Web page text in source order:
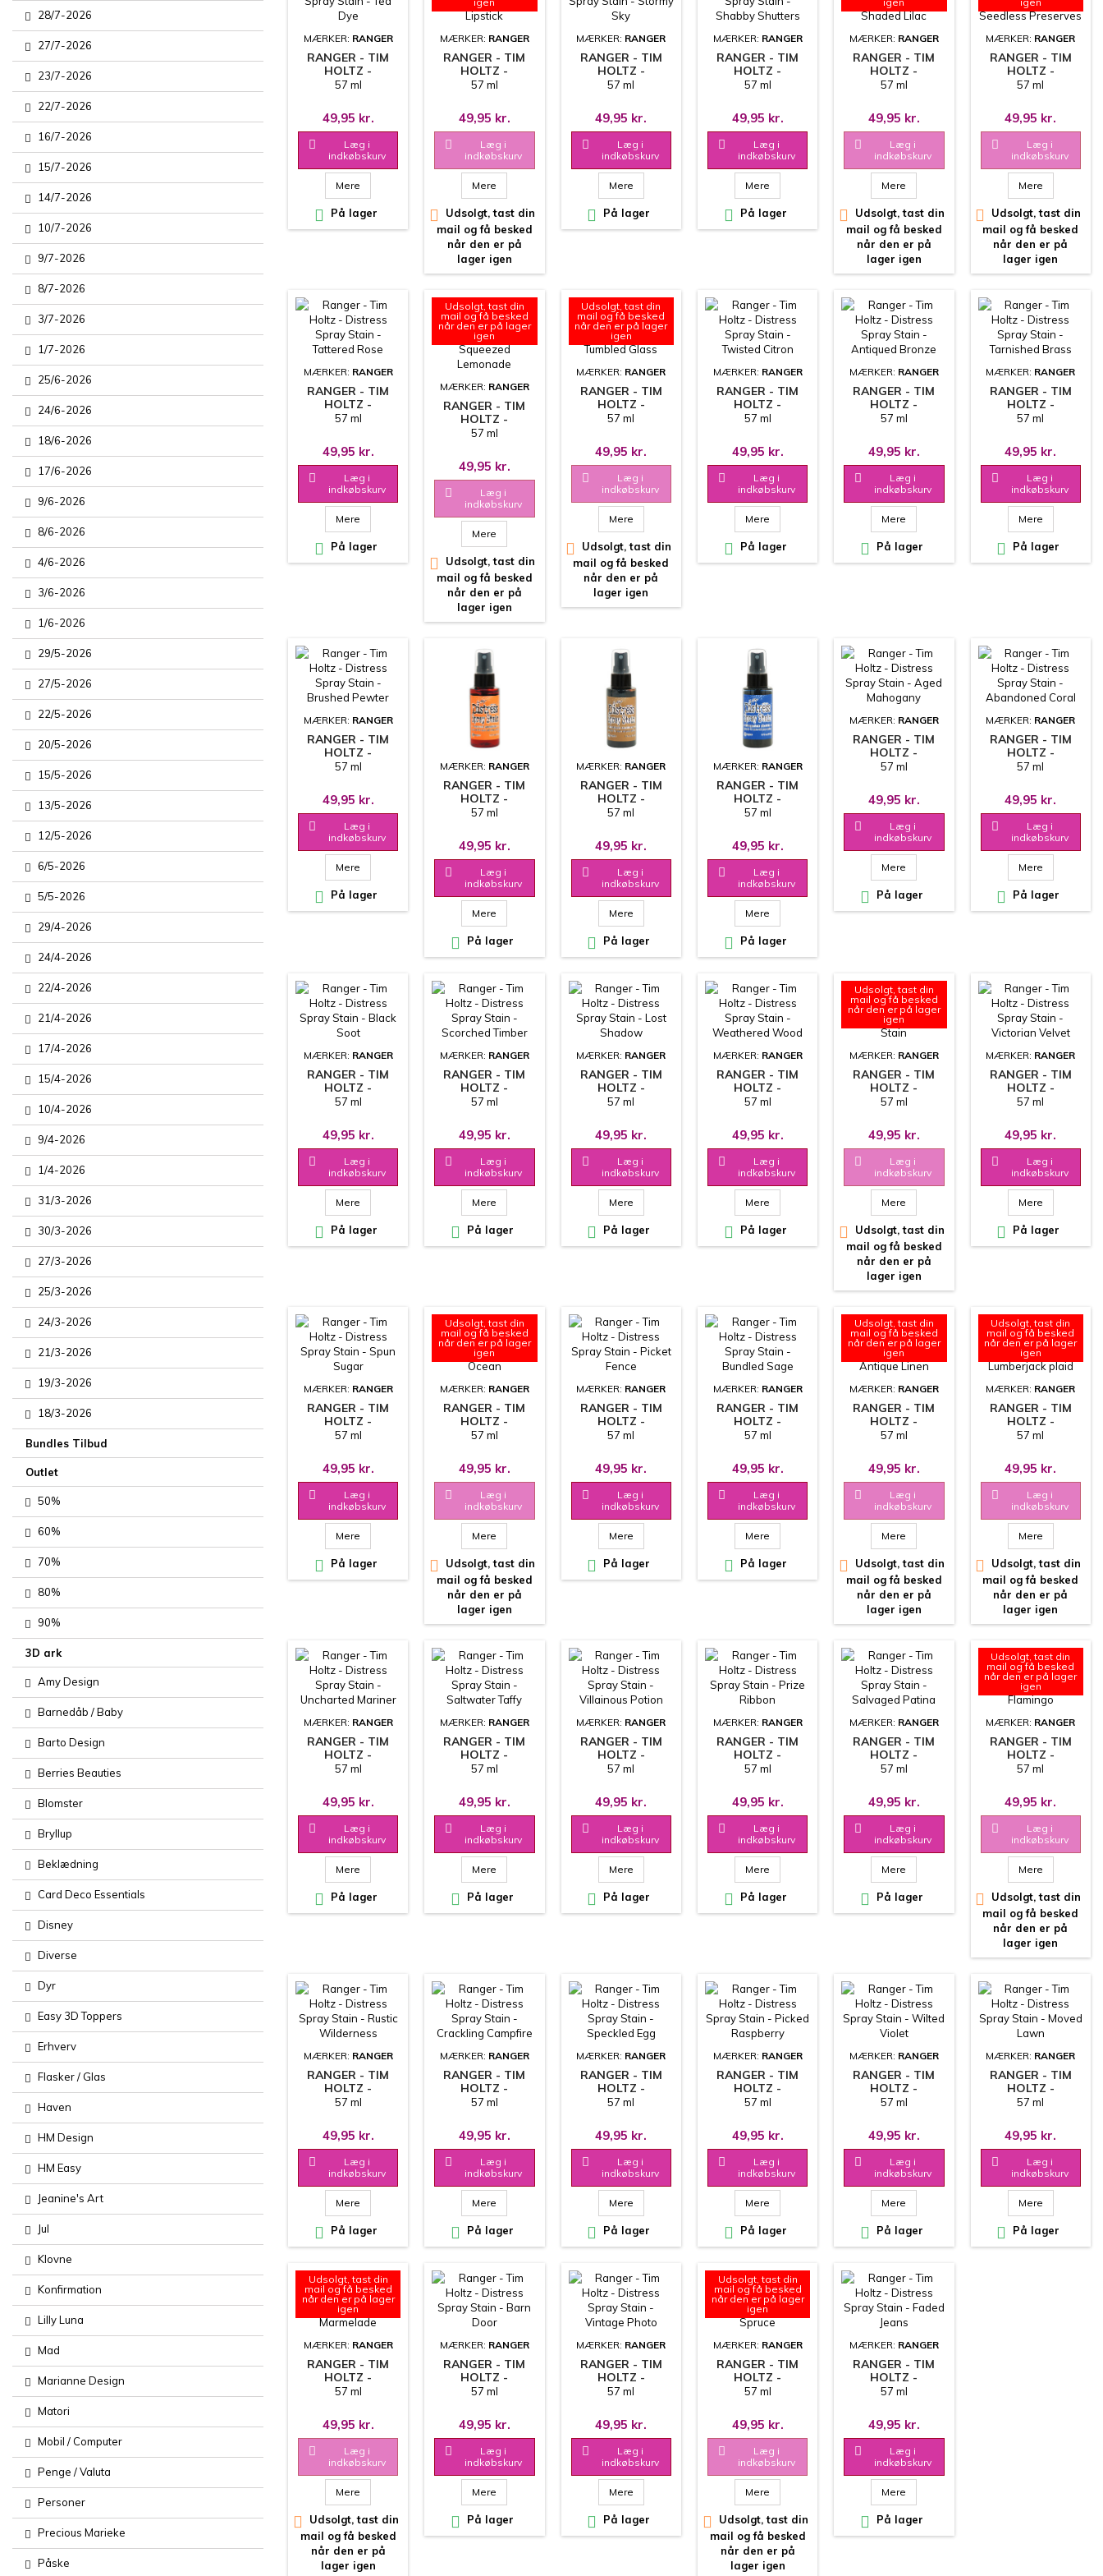
28/7-2026
27/7-2026
23/7-2026
22/7-2026
16/7-2026
15/7-2026
14/7-2026
10/7-2026
9/7-2026
8/7-2026
3/7-2026
1/7-2026
25/6-2026
24/6-2026
18/6-2026
17/6-2026
9/6-2026
8/6-2026
4/6-2026
3/6-2026
1/6-2026
29/5-2026
27/5-2026
22/5-2026
20/5-2026
15/5-2026
13/5-2026
12/5-2026
6/5-2026
5/5-2026
29/4-2026
24/4-2026
22/4-2026
21/4-2026
17/4-2026
15/4-2026
10/4-2026
9/4-2026
1/4-2026
31/3-2026
30/3-2026
27/3-2026
25/3-2026
24/3-2026
21/3-2026
19/3-2026
18/3-2026
Bundles Tilbud
Outlet
50%
60%
70%
80%
90%
3D ark
Amy Design
Barnedåb / Baby
Barto Design
Berries Beauties
Blomster
Bryllup
Beklædning
Card Deco Essentials
Disney
Diverse
Dyr
Easy 3D Toppers
Erhverv
Flasker / Glas
Haven
HM Design
HM Easy
Jeanine's Art
Jul
Klovne
Konfirmation
Lilly Luna
Mad
Marianne Design
Matori
Mobil / Computer
Penge / Valuta
Personer
Precious Marieke
Påske
MÆRKER: RANGER
RANGER - TIM
HOLTZ -
DISTRESS SPRAY
57 ml
49,95 kr.

Læg i
indkøbskurv
Mere
 På lager
MÆRKER: RANGER
RANGER - TIM
HOLTZ -
DISTRESS SPRAY
LIPSTICK
57 ml
49,95 kr.

Læg i
indkøbskurv
Mere

Udsolgt, tast din
mail og få besked
når den er på
lager igen
MÆRKER: RANGER
RANGER - TIM
HOLTZ -
DISTRESS SPRAY
SKY
57 ml
49,95 kr.

Læg i
indkøbskurv
Mere
 På lager
MÆRKER: RANGER
RANGER - TIM
HOLTZ -
DISTRESS SPRAY
SHUTTERS
57 ml
49,95 kr.

Læg i
indkøbskurv
Mere
 På lager
MÆRKER: RANGER
RANGER - TIM
HOLTZ -
DISTRESS SPRAY
LILAC
57 ml
49,95 kr.

Læg i
indkøbskurv
Mere

Udsolgt, tast din
mail og få besked
når den er på
lager igen
MÆRKER: RANGER
RANGER - TIM
HOLTZ -
DISTRESS SPRAY
PRESERVES
57 ml
49,95 kr.

Læg i
indkøbskurv
Mere

Udsolgt, tast din
mail og få besked
når den er på
lager igen
MÆRKER: RANGER
RANGER - TIM
HOLTZ -
DISTRESS SPRAY
TATTERED ROSE
57 ml
49,95 kr.

Læg i
indkøbskurv
Mere
 På lager
Udsolgt, tast din
mail og få besked
når den er på lager
igen
MÆRKER: RANGER
RANGER - TIM
HOLTZ -
DISTRESS SPRAY
SQUEEZED
LEMONADE
57 ml
49,95 kr.

Læg i
indkøbskurv
Mere

Udsolgt, tast din
mail og få besked
når den er på
lager igen
Udsolgt, tast din
mail og få besked
når den er på lager
igen
MÆRKER: RANGER
RANGER - TIM
HOLTZ -
DISTRESS SPRAY
GLASS
57 ml
49,95 kr.

Læg i
indkøbskurv
Mere

Udsolgt, tast din
mail og få besked
når den er på
lager igen
MÆRKER: RANGER
RANGER - TIM
HOLTZ -
DISTRESS SPRAY
CITRON
57 ml
49,95 kr.

Læg i
indkøbskurv
Mere
 På lager
MÆRKER: RANGER
RANGER - TIM
HOLTZ -
DISTRESS SPRAY
ANTIQUED
BRONZE
57 ml
49,95 kr.

Læg i
indkøbskurv
Mere
 På lager
MÆRKER: RANGER
RANGER - TIM
HOLTZ -
DISTRESS SPRAY
TARNISHED
BRASS
57 ml
49,95 kr.

Læg i
indkøbskurv
Mere
 På lager
MÆRKER: RANGER
RANGER - TIM
HOLTZ -
DISTRESS SPRAY
PEWTER
57 ml
49,95 kr.

Læg i
indkøbskurv
Mere
 På lager
MÆRKER: RANGER
RANGER - TIM
HOLTZ -
DISTRESS SPRAY
PUMPKIN
57 ml
49,95 kr.

Læg i
indkøbskurv
Mere
 På lager
MÆRKER: RANGER
RANGER - TIM
HOLTZ -
DISTRESS SPRAY
CORDUROY
57 ml
49,95 kr.

Læg i
indkøbskurv
Mere
 På lager
MÆRKER: RANGER
RANGER - TIM
HOLTZ -
DISTRESS SPRAY
BLUEPRINT
SKETCH
57 ml
49,95 kr.

Læg i
indkøbskurv
Mere
 På lager
MÆRKER: RANGER
RANGER - TIM
HOLTZ -
DISTRESS SPRAY
MAHOGANY
57 ml
49,95 kr.

Læg i
indkøbskurv
Mere
 På lager
MÆRKER: RANGER
RANGER - TIM
HOLTZ -
DISTRESS SPRAY
ABANDONED
CORAL
57 ml
49,95 kr.

Læg i
indkøbskurv
Mere
 På lager
MÆRKER: RANGER
RANGER - TIM
HOLTZ -
DISTRESS SPRAY
SOOT
57 ml
49,95 kr.

Læg i
indkøbskurv
Mere
 På lager
MÆRKER: RANGER
RANGER - TIM
HOLTZ -
DISTRESS SPRAY
SCORCHED
TIMBER
57 ml
49,95 kr.

Læg i
indkøbskurv
Mere
 På lager
MÆRKER: RANGER
RANGER - TIM
HOLTZ -
DISTRESS SPRAY
SHADOW
57 ml
49,95 kr.

Læg i
indkøbskurv
Mere
 På lager
MÆRKER: RANGER
RANGER - TIM
HOLTZ -
DISTRESS SPRAY
WEATHERED
WOOD
57 ml
49,95 kr.

Læg i
indkøbskurv
Mere
 På lager
Udsolgt, tast din
mail og få besked
når den er på lager
igen
MÆRKER: RANGER
RANGER - TIM
HOLTZ -
DISTRESS SPRAY
STAIN
57 ml
49,95 kr.

Læg i
indkøbskurv
Mere

Udsolgt, tast din
mail og få besked
når den er på
lager igen
MÆRKER: RANGER
RANGER - TIM
HOLTZ -
DISTRESS SPRAY
VICTORIAN
VELVET
57 ml
49,95 kr.

Læg i
indkøbskurv
Mere
 På lager
MÆRKER: RANGER
RANGER - TIM
HOLTZ -
DISTRESS SPRAY
SUGAR
57 ml
49,95 kr.

Læg i
indkøbskurv
Mere
 På lager
Udsolgt, tast din
mail og få besked
når den er på lager
igen
MÆRKER: RANGER
RANGER - TIM
HOLTZ -
DISTRESS SPRAY
OCEAN
57 ml
49,95 kr.

Læg i
indkøbskurv
Mere

Udsolgt, tast din
mail og få besked
når den er på
lager igen
MÆRKER: RANGER
RANGER - TIM
HOLTZ -
DISTRESS SPRAY
FENCE
57 ml
49,95 kr.

Læg i
indkøbskurv
Mere
 På lager
MÆRKER: RANGER
RANGER - TIM
HOLTZ -
DISTRESS SPRAY
SAGE
57 ml
49,95 kr.

Læg i
indkøbskurv
Mere
 På lager
Udsolgt, tast din
mail og få besked
når den er på lager
igen
MÆRKER: RANGER
RANGER - TIM
HOLTZ -
DISTRESS SPRAY
LINEN
57 ml
49,95 kr.

Læg i
indkøbskurv
Mere

Udsolgt, tast din
mail og få besked
når den er på
lager igen
Udsolgt, tast din
mail og få besked
når den er på lager
igen
MÆRKER: RANGER
RANGER - TIM
HOLTZ -
DISTRESS SPRAY
LUMBERJACK
PLAID
57 ml
49,95 kr.

Læg i
indkøbskurv
Mere

Udsolgt, tast din
mail og få besked
når den er på
lager igen
MÆRKER: RANGER
RANGER - TIM
HOLTZ -
DISTRESS SPRAY
UNCHARTED
MARINER
57 ml
49,95 kr.

Læg i
indkøbskurv
Mere
 På lager
MÆRKER: RANGER
RANGER - TIM
HOLTZ -
DISTRESS SPRAY
SALTWATER
TAFFY
57 ml
49,95 kr.

Læg i
indkøbskurv
Mere
 På lager
MÆRKER: RANGER
RANGER - TIM
HOLTZ -
DISTRESS SPRAY
VILLAINOUS
POTION
57 ml
49,95 kr.

Læg i
indkøbskurv
Mere
 På lager
MÆRKER: RANGER
RANGER - TIM
HOLTZ -
DISTRESS SPRAY
RIBBON
57 ml
49,95 kr.

Læg i
indkøbskurv
Mere
 På lager
MÆRKER: RANGER
RANGER - TIM
HOLTZ -
DISTRESS SPRAY
SALVAGED
PATINA
57 ml
49,95 kr.

Læg i
indkøbskurv
Mere
 På lager
Udsolgt, tast din
mail og få besked
når den er på lager
igen
MÆRKER: RANGER
RANGER - TIM
HOLTZ -
DISTRESS SPRAY
FLAMINGO
57 ml
49,95 kr.

Læg i
indkøbskurv
Mere

Udsolgt, tast din
mail og få besked
når den er på
lager igen
MÆRKER: RANGER
RANGER - TIM
HOLTZ -
DISTRESS SPRAY
WILDERNESS
57 ml
49,95 kr.

Læg i
indkøbskurv
Mere
 På lager
MÆRKER: RANGER
RANGER - TIM
HOLTZ -
DISTRESS SPRAY
CRACKLING
CAMPFIRE
57 ml
49,95 kr.

Læg i
indkøbskurv
Mere
 På lager
MÆRKER: RANGER
RANGER - TIM
HOLTZ -
DISTRESS SPRAY
SPECKLED EGG
57 ml
49,95 kr.

Læg i
indkøbskurv
Mere
 På lager
MÆRKER: RANGER
RANGER - TIM
HOLTZ -
DISTRESS SPRAY
RASPBERRY
57 ml
49,95 kr.

Læg i
indkøbskurv
Mere
 På lager
MÆRKER: RANGER
RANGER - TIM
HOLTZ -
DISTRESS SPRAY
VIOLET
57 ml
49,95 kr.

Læg i
indkøbskurv
Mere
 På lager
MÆRKER: RANGER
RANGER - TIM
HOLTZ -
DISTRESS SPRAY
LAWN
57 ml
49,95 kr.

Læg i
indkøbskurv
Mere
 På lager
Udsolgt, tast din
mail og få besked
når den er på lager
igen
MÆRKER: RANGER
RANGER - TIM
HOLTZ -
DISTRESS SPRAY
MARMELADE
57 ml
49,95 kr.

Læg i
indkøbskurv
Mere

Udsolgt, tast din
mail og få besked
når den er på
lager igen
MÆRKER: RANGER
RANGER - TIM
HOLTZ -
DISTRESS SPRAY
DOOR
57 ml
49,95 kr.

Læg i
indkøbskurv
Mere
 På lager
MÆRKER: RANGER
RANGER - TIM
HOLTZ -
DISTRESS SPRAY
PHOTO
57 ml
49,95 kr.

Læg i
indkøbskurv
Mere
 På lager
Udsolgt, tast din
mail og få besked
når den er på lager
igen
MÆRKER: RANGER
RANGER - TIM
HOLTZ -
DISTRESS SPRAY
SPRUCE
57 ml
49,95 kr.

Læg i
indkøbskurv
Mere

Udsolgt, tast din
mail og få besked
når den er på
lager igen
MÆRKER: RANGER
RANGER - TIM
HOLTZ -
DISTRESS SPRAY
JEANS
57 ml
49,95 kr.

Læg i
indkøbskurv
Mere
 På lager